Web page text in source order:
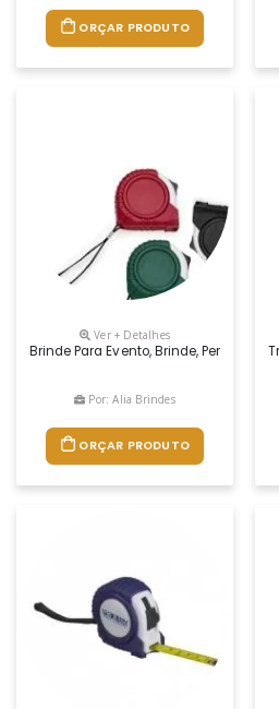
ORÇAR PRODUTO
Ver + Detalhes
Brinde Para Evento, Brinde,
Por: Alia Brindes
ORÇAR PRODUTO